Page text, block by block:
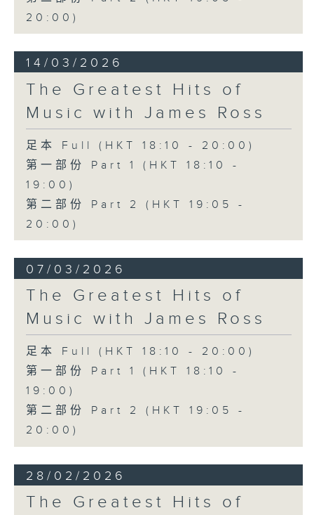
20:00)
14/03/2026
The Greatest Hits of
Music with James Ross
足本 Full (HKT 18:10 - 20:00)
第一部份 Part 1 (HKT 18:10 -
19:00)
第二部份 Part 2 (HKT 19:05 -
20:00)
07/03/2026
The Greatest Hits of
Music with James Ross
足本 Full (HKT 18:10 - 20:00)
第一部份 Part 1 (HKT 18:10 -
19:00)
第二部份 Part 2 (HKT 19:05 -
20:00)
28/02/2026
The Greatest Hits of